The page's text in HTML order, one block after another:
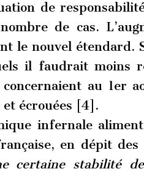
de
de cas.
le nouvel étendard.
il faudrait moins
au 1er
et écrouées [4].
infernale
en dépit
certaine stabilité